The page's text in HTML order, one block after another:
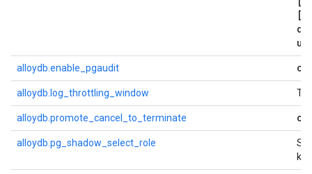
alloydb.enable_pgaudit
alloydb.log_throttling_window
alloydb.promote_cancel_to_terminate
alloydb.pg_shadow_select_role